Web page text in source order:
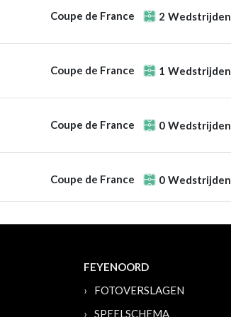
Coupe de France 2 Wedstrijden
Coupe de France 1 Wedstrijden
Coupe de France 0 Wedstrijden
Coupe de France 0 Wedstrijden
FEYENOORD
FOTOVERSLAGEN
SPEELSCHEMA